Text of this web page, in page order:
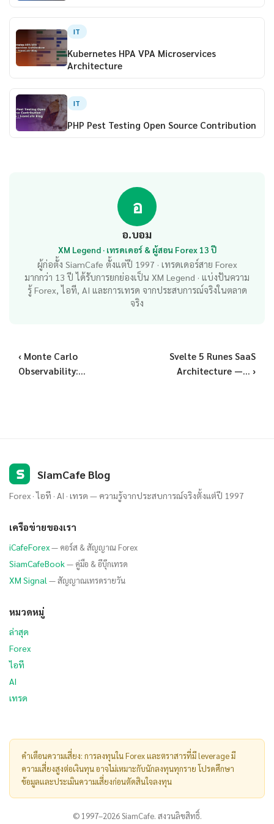
IT
Kubernetes HPA VPA Microservices
Architecture
IT
PHP Pest Testing Open Source Contribution
อ
อ.บอม
XM Legend · เทรดเดอร์ & ผู้สอน Forex 13 ปี
ผู้ก่อตั้ง SiamCafe ตั้งแต่ปี 1997 · เทรดเดอร์สาย Forex
มากกว่า 13 ปี ได้รับการยกย่องเป็น XM Legend · แบ่งปันความ
รู้ Forex, ไอที, AI และการเทรด จากประสบการณ์จริงในตลาด
จริง
‹ Monte Carlo
Observability:...
Svelte 5 Runes SaaS
Architecture —... ›
S SiamCafe Blog
Forex · ไอที · AI · เทรด — ความรู้จากประสบการณ์จริงตั้งแต่ปี 1997
เครือข่ายของเรา
iCafeForex— คอร์ส & สัญญาณ Forex
SiamCafeBook— คู่มือ & อีบุ๊กเทรด
XM Signal — สัญญาณเทรดรายวัน
หมวดหมู่
ล่าสุด
Forex
ไอที
AI
เทรด
คำเตือนความเสี่ยง: การลงทุนใน Forex และตราสารที่มี leverage มี
ความเสี่ยงสูงต่อเงินทุน อาจไม่เหมาะกับนักลงทุนทุกราย โปรดศึกษา
ข้อมูลและประเมินความเสี่ยงก่อนตัดสินใจลงทุน
© 1997–2026 SiamCafe. สงวนลิขสิทธิ์.